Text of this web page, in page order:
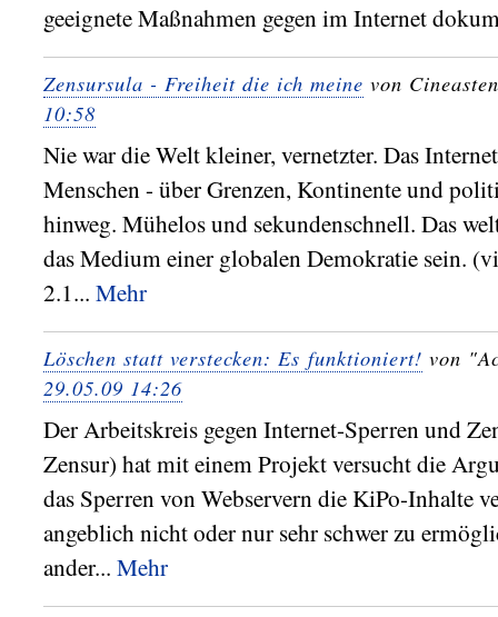
geeignete Maßnahmen gegen im Internet
Zensursula - Freiheit die ich meine von
10:58
Nie war die Welt kleiner, vernetzter. Das
Menschen - über Grenzen, Kontinente und
hinweg. Mühelos und sekundenschnell. Das
das Medium einer globalen Demokratie sein.
2.1... Mehr
Löschen statt verstecken: Es funktioniert! von
29.05.09 14:26
Der Arbeitskreis gegen Internet-Sperren und
Zensur) hat mit einem Projekt versucht die
das Sperren von Webservern die KiPo-Inhalte
angeblich nicht oder nur sehr schwer zu
ander... Mehr